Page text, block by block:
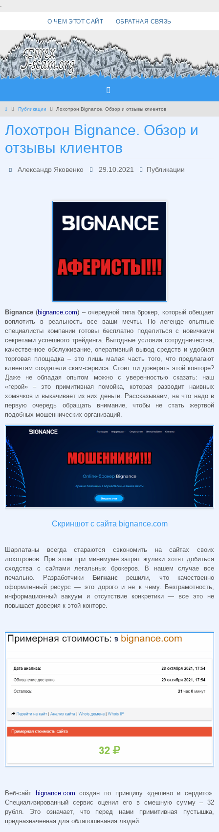
.
О ЧЕМ ЭТОТ САЙТ ОБРАТНАЯ СВЯЗЬ
Главная
Публикации Лохотрон Bignance. Обзор и отзывы клиентов
Лохотрон Bignance. Обзор и
отзывы клиентов
Александр Яковенко 29.10.2021 Публикации
Bignance (bignance.com) – очередной типа брокер, который обещает
воплотить в реальность все ваши мечты. По легенде опытные
специалисты компании готовы бесплатно поделиться с новичками
секретами успешного трейдинга. Выгодные условия сотрудничества,
качественное обслуживание, оперативный вывод средств и удобная
торговая площадка – это лишь малая часть того, что предлагают
клиентам создатели скам-сервиса. Стоит ли доверять этой конторе?
Даже не обладая опытом можно с уверенностью сказать: наш
«герой» – это примитивная помойка, которая разводит наивных
хомячков и выкачивает из них деньги. Рассказываем, на что надо в
первую очередь обращать внимание, чтобы не стать жертвой
подобных мошеннических организаций.
Скриншот с сайта bignance.com
Шарлатаны всегда стараются сэкономить на сайтах своих
лохотронов. При этом при минимуме затрат жулики хотят добиться
сходства с сайтами легальных брокеров. В нашем случае все
печально. Разработчики
Бигнансрешили, что качественно
оформленный ресурс — это дорого и не к чему. Безграмотность,
информационный вакуум и отсутствие конкретики — все это не
повышает доверия к этой конторе.
Веб-сайт bignance.com создан по принципу «дешево и сердито».
Специализированный сервис оценил его в смешную сумму – 32
рубля. Это означает, что перед нами примитивная пустышка,
предназначенная для облапошивания людей.